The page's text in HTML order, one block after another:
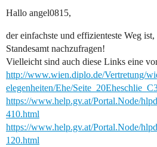
Hallo angel0815,
der einfachste und effizienteste Weg
Standesamt nachzufragen!
Vielleicht sind auch diese Links eine
http://www.wien.diplo.de/Vertretung/
elegenheiten/Ehe/
https://www.help.gv.at/Portal.Node/
410.html
https://www.help.gv.at/Portal.Node/
120.html